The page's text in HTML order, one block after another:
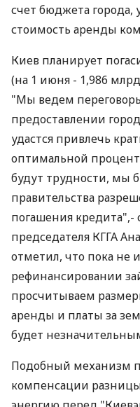
счет бюджета города,
стоимость аренды
Киев планирует
(на 1 июня - 1,986
"Мы ведем
предоставлении
удастся привлечь
оптимальной
будут трудности, мы
правительства
погашения кредита",-
председателя КГГА
отметил, что пока не
рефинансировании
просчитываем
аренды и платы за
будет
Подобный механизм
компенсации